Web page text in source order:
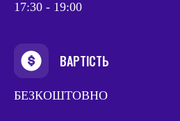
17:30 - 19:00
ВАРТІСТЬ
БЕЗКОШТОВНО